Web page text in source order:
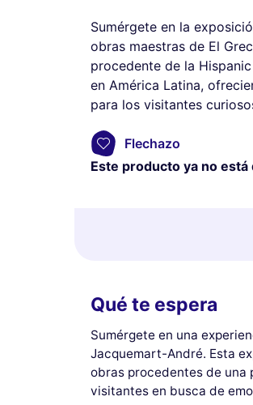
Sumérgete en la
obras maestras de El
procedente de la
en América Latina,
para los visitantes
Flechazo
Este producto ya no está
Qué te espera
Sumérgete en una
Jacquemart-André. Esta
obras procedentes de una
visitantes en busca de